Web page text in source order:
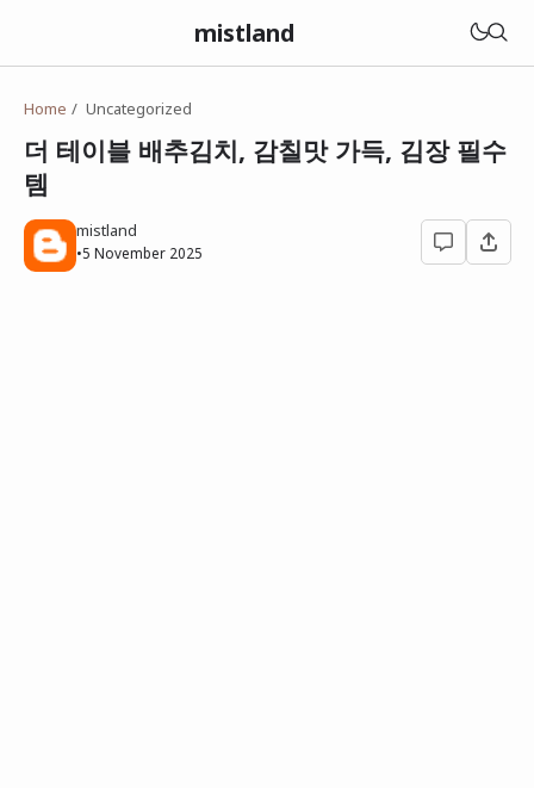
mistland
Home Uncategorized
더 테이블 배추김치, 감칠맛 가득, 김장 필수
템
mistland
•5 November 2025